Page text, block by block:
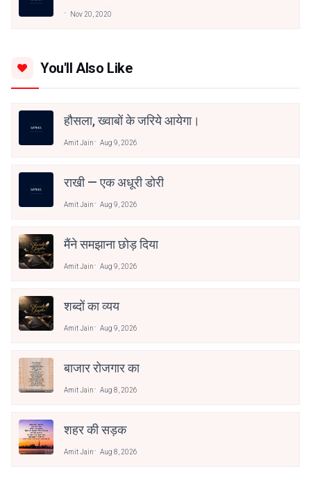
Nov 20, 2020
You'll Also Like
हौसला, ख्वाबों के जरिये आयेगा।
Amit Jain Aug 9, 2026
राखी — एक अधूरी डोरी
Amit Jain Aug 9, 2026
मैंने समझाना छोड़ दिया
Amit Jain Aug 9, 2026
शब्दों का व्यय
Amit Jain Aug 9, 2026
बाजार रोजगार का
Amit Jain Aug 8, 2026
शहर की सड़क
Amit Jain Aug 8, 2026